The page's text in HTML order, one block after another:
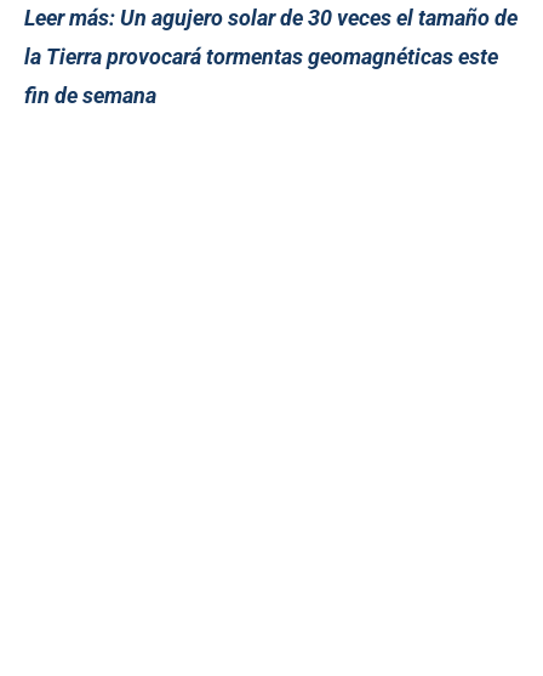
Leer más:Un agujero solar de 30 veces el tamaño de
la Tierra provocará tormentas geomagnéticas este
fin de semana